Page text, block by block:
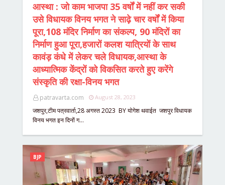
आस्था : जो काम भाजपा 35 वर्षों में नहीं कर सकी
उसे विधायक विनय भगत ने साढ़े चार वर्षों में किया
पूरा,108 मंदिर निर्माण का संकल्प, 90 मंदिरों का
निर्माण हुआ पूरा,हजारों कलश यात्रियों के साथ
कावंड़ कंधे में लेकर चले विधायक,आस्था के
आध्यात्मिक केंद्रों को विकसित करते हुए करेंगे
संस्कृति की रक्षा-विनय भगत
patravarta.com August 28, 2023
जशपुर,टीम पत्रवार्ता,28 अगस्त 2023 BY योगेश थवाईत जशपुर विधायक
विनय भगत इन दिनों ग…
BJP